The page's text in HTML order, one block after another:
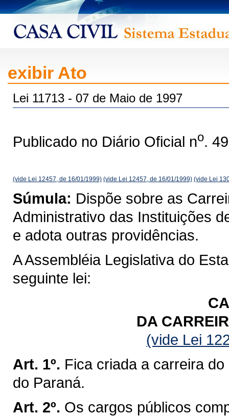
exibir Ato
Lei 11713 - 07 de Maio de 1997
Publicado no Diário Oficial no.
(vide Lei 12457, de 16/01/1999) (vide Lei 12457, de 16/01/1999) (vide Lei
Súmula: Dispõe sobre as
Administrativo das Instituições
e adota outras providências.
A Assembléia Legislativa do
seguinte lei:
DA
(vide Lei
Art. 1º. Fica criada a carreira
do Paraná.
Art. 2º. Os cargos públicos